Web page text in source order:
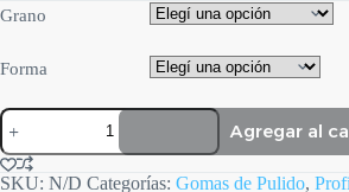
Grano
Forma
Jiffy
Pulidor
de
Composite
Agregar al
SKU: N/D Categorías: Gomas de Pulido,